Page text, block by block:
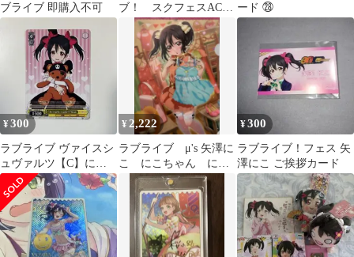
ブライブ 即購入不可
ブ！ スクフェスACオ
リジナルNESiCAストラ
ップ
ード ㉘
¥300
ラブライブ ヴァイスシ
ュヴァルツ【C】にっ
こにっこにー にこ 矢澤
にこ
¥ 2,222
ラブライブ μ's 矢澤に
こ にこちゃん にこ
にー
¥300
ラブライブ！フェス 矢
澤にこ ご挨拶カード